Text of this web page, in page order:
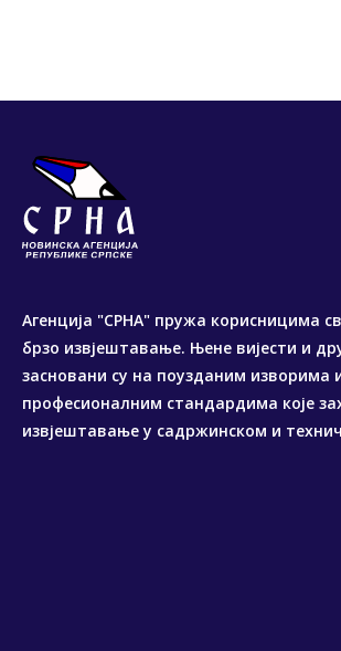
Агенција "СРНА" пружа корисницима
брзо извјештавање. Њене вијести и
засновани су на поузданим изворима
професионалним стандардима које
извјештавање у садржинском и